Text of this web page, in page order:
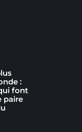
:
font
paire